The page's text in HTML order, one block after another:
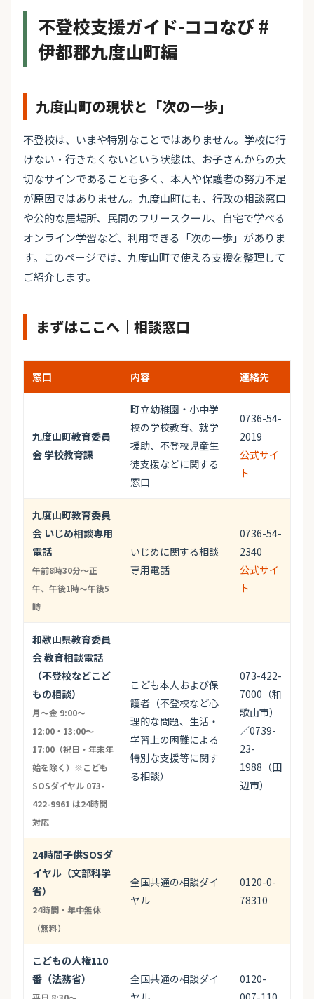
不登校支援ガイド-ココなび #
伊都郡九度山町編
九度山町の現状と「次の一歩」
不登校は、いまや特別なことではありません。学校に行
けない・行きたくないという状態は、お子さんからの大
切なサインであることも多く、本人や保護者の努力不足
が原因ではありません。九度山町にも、行政の相談窓口
や公的な居場所、民間のフリースクール、自宅で学べる
オンライン学習など、利用できる「次の一歩」がありま
す。このページでは、九度山町で使える支援を整理して
ご紹介します。
まずはここへ｜相談窓口
窓口 内容 連絡先
九度山町教育委員
会 学校教育課
町立幼稚園・小中学
校の学校教育、就学
援助、不登校児童生
徒支援などに関する
窓口
0736-54-
2019
公式サイ
ト
九度山町教育委員
会 いじめ相談専用
電話
午前8時30分～正
午、午後1時～午後5
時
いじめに関する相談
専用電話
0736-54-
2340
公式サイ
ト
和歌山県教育委員
会 教育相談電話
（不登校などこど
もの相談）
月〜金 9:00〜
12:00・13:00〜
17:00（祝日・年末年
始を除く）※こども
SOSダイヤル 073-
422-9961 は24時間
対応
こども本人および保
護者（不登校など心
理的な問題、生活・
学習上の困難による
特別な支援等に関す
る相談）
073-422-
7000（和
歌山市）
／0739-
23-
1988（田
辺市）
24時間子供SOSダ
イヤル（文部科学
省）
24時間・年中無休
（無料）
全国共通の相談ダイ
ヤル
0120-0-
78310
こどもの人権110
番（法務省）
全国共通の相談ダイ
0120-